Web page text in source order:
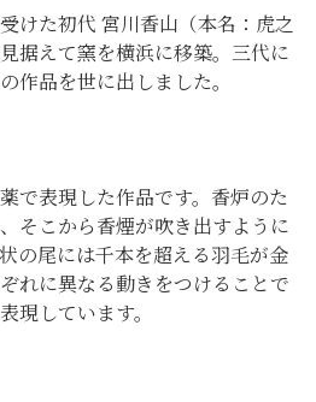
けた初代 宮川香山（本名：虎之
据えて窯を横浜に移築。三代に
作品を世に出しました。
で表現した作品です。香炉のた
そこから香煙が吹き出すように
の尾には千本を超える羽毛が金
れに異なる動きをつけることで
現しています。